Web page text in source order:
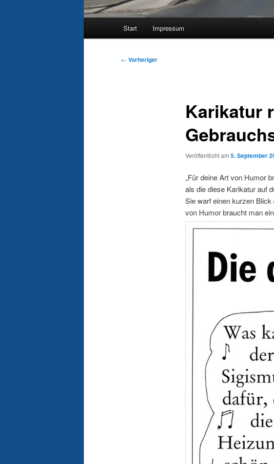
Start Impressum
Beitragsnavigation
← Vorheriger
Karikatur
Veröffentlicht am 5. September
„Für deine Art von Humor
als die diese Karikatur auf
Sie warf einen kurzen
von Humor braucht man